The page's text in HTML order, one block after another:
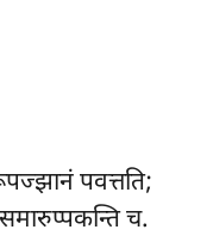
पवत्तति;
च.